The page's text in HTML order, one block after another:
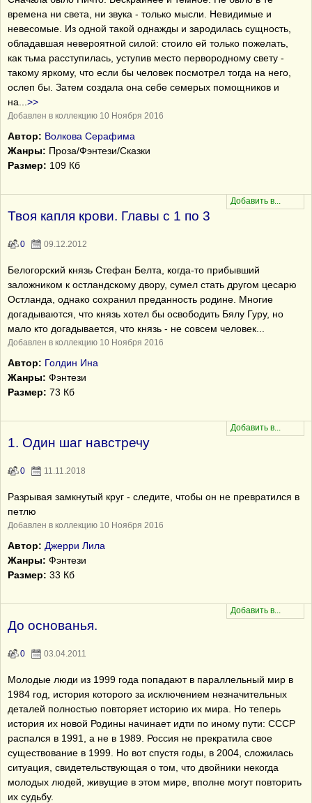
времена ни света, ни звука - только мысли. Невидимые и
невесомые. Из одной такой однажды и зародилась сущность,
обладавшая невероятной силой: стоило ей только пожелать,
как тьма расступилась, уступив место первородному свету -
такому яркому, что если бы человек посмотрел тогда на него,
ослеп бы. Затем создала она себе семерых помощников и
на
>>
Добавлен в коллекцию 10 Ноября 2016
Автор: Волкова Серафима
Жанры: Проза/Фэнтези/Сказки
Размер: 109 Кб
Твоя капля крови. Главы с 1 по 3
0 09.12.2012
Белогорский князь Стефан Белта, когда-то прибывший
заложником к остландскому двору, сумел стать другом цесарю
Остланда, однако сохранил преданность родине. Многие
догадываются, что князь хотел бы освободить Бялу Гуру, но
мало кто догадывается, что князь - не совсем человек...
Добавлен в коллекцию 10 Ноября 2016
Автор: Голдин Ина
Жанры: Фэнтези
Размер: 73 Кб
1. Один шаг навстречу
0 11.11.2018
Разрывая замкнутый круг - следите, чтобы он не превратился в
петлю
Добавлен в коллекцию 10 Ноября 2016
Автор: Джерри Лила
Жанры: Фэнтези
Размер: 33 Кб
До основанья.
0 03.04.2011
Молодые люди из 1999 года попадают в параллельный мир в
1984 год, история которого за исключением незначительных
деталей полностью повторяет историю их мира. Но теперь
история их новой Родины начинает идти по иному пути: СССР
распался в 1991, а не в 1989. Россия не прекратила свое
существование в 1999. Но вот спустя годы, в 2004, сложилась
ситуация, свидетельствующая о том, что двойники некогда
молодых людей, живущие в этом мире, вполне могут повторить
их судьбу.